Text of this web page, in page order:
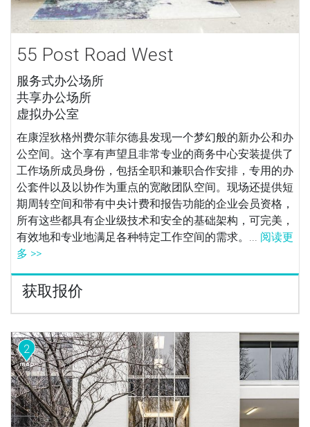
55 Post Road West
服务式办公场所
共享办公场所
虚拟办公室
在康涅狄格州费尔菲尔德县发现一个梦幻般的新办公和办
公空间。这个享有声望且非常专业的商务中心安装提供了
工作场所成员身份，包括全职和兼职合作安排，专用的办
公套件以及以协作为重点的宽敞团队空间。现场还提供短
期周转空间和带有中央计费和报告功能的企业会员资格，
所有这些都具有企业级技术和安全的基础架构，可完美，
有效地和专业地满足各种特定工作空间的需求。... 阅读更
多 >>
获取报价
2